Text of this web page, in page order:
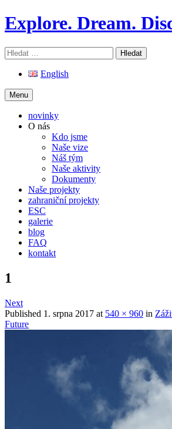
Skip
to
Explore. Dream.
Vyhledávání
English
Menu
novinky
O nás
Kdo jsme
Naše vize
Náš tým
Naše aktivity
Dokumenty
Naše projekty
zahraniční projekty
ESC
galerie
blog
FAQ
kontakt
1
Next
Published 1. srpna 2017 at 540 × 960 in
Future